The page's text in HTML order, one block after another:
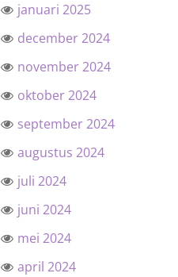
januari 2025
december 2024
november 2024
oktober 2024
september 2024
augustus 2024
juli 2024
juni 2024
mei 2024
april 2024